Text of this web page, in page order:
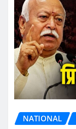
NATIONAL